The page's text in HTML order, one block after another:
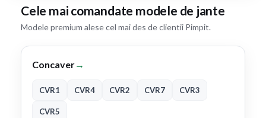
Cele mai comandate modele de jante
Modele premium alese cel mai des de clientii Pimpit.
Concaver→
CVR1 CVR4 CVR2 CVR7 CVR3
CVR5